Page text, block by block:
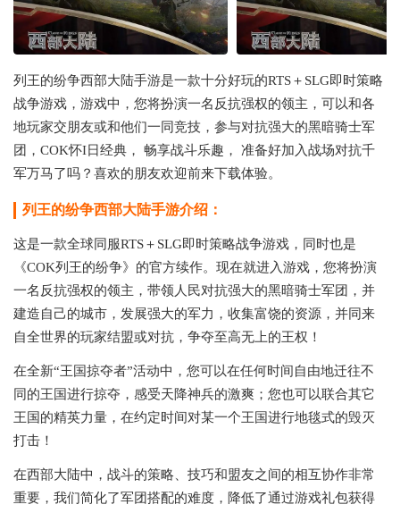
列王的纷争西部大陆手游是一款十分好玩的RTS＋SLG即时策略
战争游戏，游戏中，您将扮演一名反抗强权的领主，可以和各
地玩家交朋友或和他们一同竞技，参与对抗强大的黑暗骑士军
团，COK怀I日经典， 畅享战斗乐趣， 准备好加入战场对抗千
军万马了吗？喜欢的朋友欢迎前来下载体验。
列王的纷争西部大陆手游介绍：
这是一款全球同服RTS＋SLG即时策略战争游戏，同时也是
《COK列王的纷争》的官方续作。现在就进入游戏，您将扮演
一名反抗强权的领主，带领人民对抗强大的黑暗骑士军团，并
建造自己的城市，发展强大的军力，收集富饶的资源，并同来
自全世界的玩家结盟或对抗，争夺至高无上的王权！
在全新“王国掠夺者”活动中，您可以在任何时间自由地迁往不
同的王国进行掠夺，感受天降神兵的激爽；您也可以联合其它
王国的精英力量，在约定时间对某一个王国进行地毯式的毁灭
打击！
在西部大陆中，战斗的策略、技巧和盟友之间的相互协作非常
重要，我们简化了军团搭配的难度，降低了通过游戏礼包获得